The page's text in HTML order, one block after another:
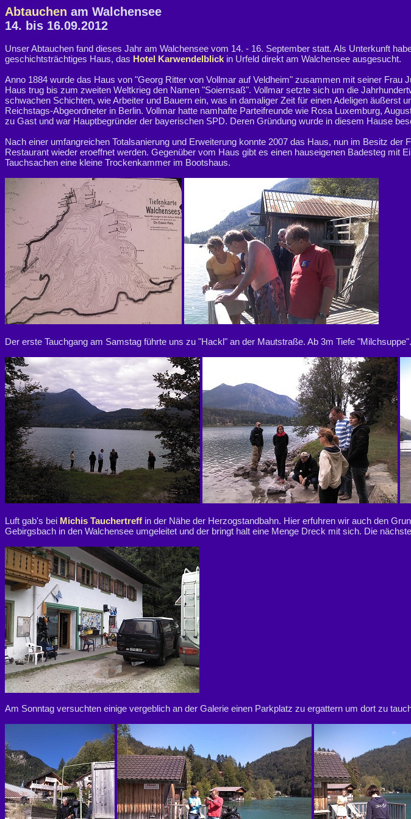
Abtauchen am Walchensee
14. bis 16.09.2012
Unser Abtauchen fand dieses Jahr am Walchensee vom 14. - 16. September statt. Als Unterkunft
geschichtsträchtiges Haus, das Hotel Karwendelblick in Urfeld direkt am Walchensee ausgesucht.
Anno 1884 wurde das Haus von "Georg Ritter von Vollmar auf Veldheim" zusammen mit seiner Frau
Haus trug bis zum zweiten Weltkrieg den Namen "Soiernsaß". Vollmar setzte sich um die
schwachen Schichten, wie Arbeiter und Bauern ein, was in damaliger Zeit für einen Adeligen äußerst
Reichstags-Abgeordneter in Berlin. Vollmar hatte namhafte Parteifreunde wie Rosa Luxemburg,
zu Gast und war Hauptbegründer der bayerischen SPD. Deren Gründung wurde in diesem Hause
Nach einer umfangreichen Totalsanierung und Erweiterung konnte 2007 das Haus, nun im Besitz der
Restaurant wieder eroeffnet werden. Gegenüber vom Haus gibt es einen hauseigenen Badesteg mit
Tauchsachen eine kleine Trockenkammer im Bootshaus.
Der erste Tauchgang am Samstag führte uns zu "Hackl" an der Mautstraße. Ab 3m Tiefe
Luft gab's bei Michis Tauchertreff in der Nähe der Herzogstandbahn. Hier erfuhren wir auch den
Gebirgsbach in den Walchensee umgeleitet und der bringt halt eine Menge Dreck mit sich. Die
Am Sonntag versuchten einige vergeblich an der Galerie einen Parkplatz zu ergattern um dort zu